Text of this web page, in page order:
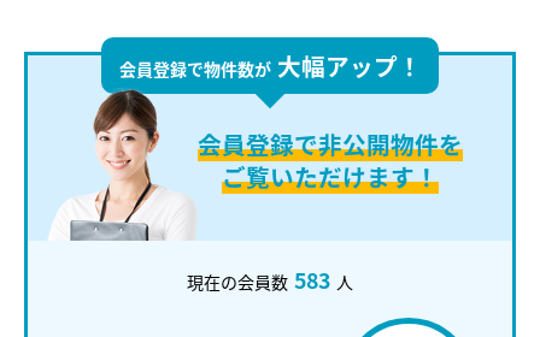
会員登録で物件数が 大幅アップ！
会員登録で非公開物件を
ご覧いただけます！
現在の会員数 583 人